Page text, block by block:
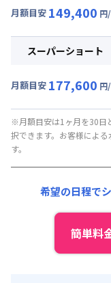
初期費用
光熱費他 : 24,000円/
その他費用 :
初期費用
月額目安 149,400 円
月額賃料目安(30日利
光熱費他 : 24,000円/
その他費用 :
管理費: 6,000円/
初期費用
スーパーショート
月額目安 177,600 円
月額賃料目安(30日
賃料 : 132,000円/月
光熱費他 :
その他費用 :
6,000円/
事務手数料 : 3,000円/
※月額目安は1ヶ月を30日
択できます。お客様によ
す。
希望の日程で
簡単料